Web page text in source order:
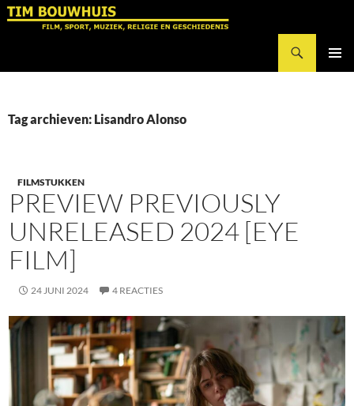
Ga
Tag archieven: Lisandro Alonso
FILMSTUKKEN
PREVIEW PREVIOUSLY
UNRELEASED 2024 [EYE
FILM]
24 JUNI 2024 4 REACTIES